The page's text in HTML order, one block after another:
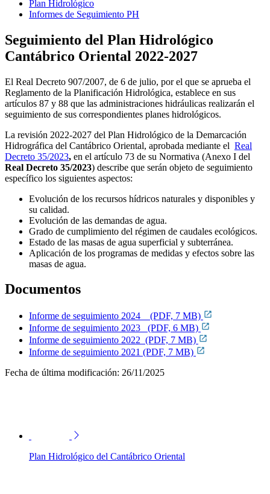
Plan Hidrológico
Informes de Seguimiento PH
Seguimiento del Plan Hidrológico
Cantábrico Oriental 2022-2027
El Real Decreto 907/2007, de 6 de julio, por el que se aprueba el
Reglamento de la Planificación Hidrológica, establece en sus
artículos 87 y 88 que las administraciones hidráulicas realizarán el
seguimiento de sus correspondientes planes hidrológicos.
La revisión 2022-2027 del Plan Hidrológico de la Demarcación
Hidrográfica del Cantábrico Oriental, aprobada mediante el Real
Decreto 35/2023, en el artículo 73 de su Normativa (Anexo I del
Real Decreto 35/2023) describe que serán objeto de seguimiento
específico los siguientes aspectos:
Evolución de los recursos hídricos naturales y disponibles y
su calidad.
Evolución de las demandas de agua.
Grado de cumplimiento del régimen de caudales ecológicos.
Estado de las masas de agua superficial y subterránea.
Aplicación de los programas de medidas y efectos sobre las
masas de agua.
Documentos
Informe de seguimiento 2024 (PDF, 7 MB)
Informe de seguimiento 2023 (PDF, 6 MB)
Informe de seguimiento 2022 (PDF, 7 MB)
Informe de seguimiento 2021 (PDF, 7 MB)
Fecha de última modificación: 26/11/2025
Plan Hidrológico del Cantábrico Oriental